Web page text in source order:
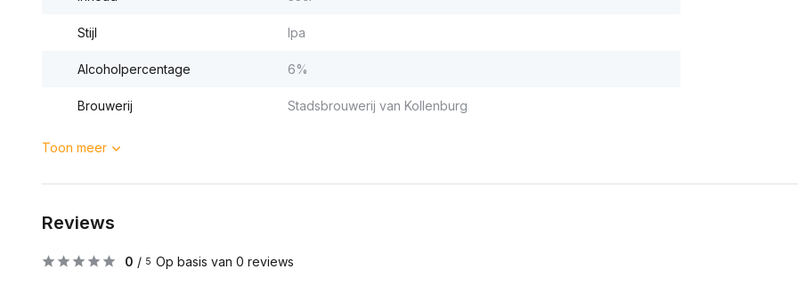
Stijl Ipa
Alcoholpercentage 6%
Brouwerij Stadsbrouwerij van Kollenburg
Toon meer
Reviews
0 / 5 Op basis van 0 reviews